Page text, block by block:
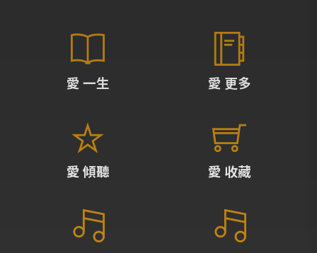
愛 一生 愛 更多
愛 傾聽 愛 收藏